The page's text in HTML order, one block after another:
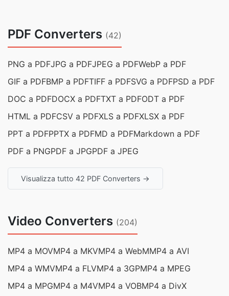
PDF Converters (42)
PNG a PDFJPG a PDFJPEG a PDFWebP a PDF
GIF a PDFBMP a PDFTIFF a PDFSVG a PDFPSD a PDF
DOC a PDFDOCX a PDFTXT a PDFODT a PDF
HTML a PDFCSV a PDFXLS a PDFXLSX a PDF
PPT a PDFPPTX a PDFMD a PDFMarkdown a PDF
PDF a PNGPDF a JPGPDF a JPEG
Visualizza tutto 42 PDF Converters →
Video Converters (204)
MP4 a MOVMP4 a MKVMP4 a WebMMP4 a AVI
MP4 a WMVMP4 a FLVMP4 a 3GPMP4 a MPEG
MP4 a MPGMP4 a M4VMP4 a VOBMP4 a DivX